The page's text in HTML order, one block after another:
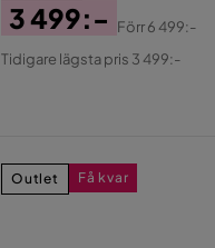
Pris
3 499:-
Original
Förr6 499:-
Tidigare lägsta pris 3 499:-
Outlet Få kvar